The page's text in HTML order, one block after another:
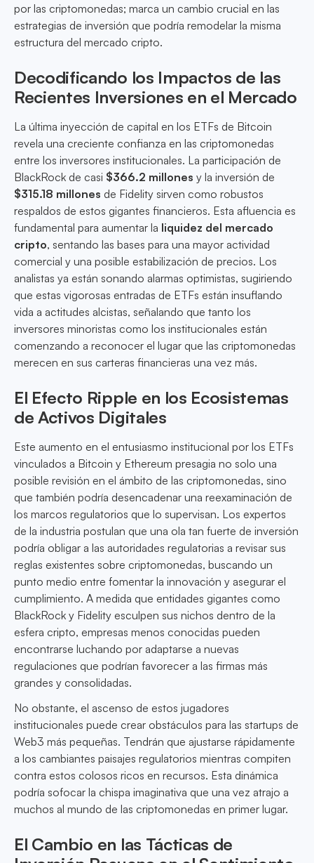
por las criptomonedas; marca un cambio crucial en las
estrategias de inversión que podría remodelar la misma
estructura del mercado cripto.
Decodificando los Impactos de las
Recientes Inversiones en el Mercado
La última inyección de capital en los ETFs de Bitcoin
revela una creciente confianza en las criptomonedas
entre los inversores institucionales. La participación de
BlackRock de casi $366.2 millones y la inversión de
$315.18 millones de Fidelity sirven como robustos
respaldos de estos gigantes financieros. Esta afluencia es
fundamental para aumentar la liquidez del mercado
cripto, sentando las bases para una mayor actividad
comercial y una posible estabilización de precios. Los
analistas ya están sonando alarmas optimistas, sugiriendo
que estas vigorosas entradas de ETFs están insuflando
vida a actitudes alcistas, señalando que tanto los
inversores minoristas como los institucionales están
comenzando a reconocer el lugar que las criptomonedas
merecen en sus carteras financieras una vez más.
El Efecto Ripple en los Ecosistemas
de Activos Digitales
Este aumento en el entusiasmo institucional por los ETFs
vinculados a Bitcoin y Ethereum presagia no solo una
posible revisión en el ámbito de las criptomonedas, sino
que también podría desencadenar una reexaminación de
los marcos regulatorios que lo supervisan. Los expertos
de la industria postulan que una ola tan fuerte de inversión
podría obligar a las autoridades regulatorias a revisar sus
reglas existentes sobre criptomonedas, buscando un
punto medio entre fomentar la innovación y asegurar el
cumplimiento. A medida que entidades gigantes como
BlackRock y Fidelity esculpen sus nichos dentro de la
esfera cripto, empresas menos conocidas pueden
encontrarse luchando por adaptarse a nuevas
regulaciones que podrían favorecer a las firmas más
grandes y consolidadas.
No obstante, el ascenso de estos jugadores
institucionales puede crear obstáculos para las startups de
Web3 más pequeñas. Tendrán que ajustarse rápidamente
a los cambiantes paisajes regulatorios mientras compiten
contra estos colosos ricos en recursos. Esta dinámica
podría sofocar la chispa imaginativa que una vez atrajo a
muchos al mundo de las criptomonedas en primer lugar.
El Cambio en las Tácticas de